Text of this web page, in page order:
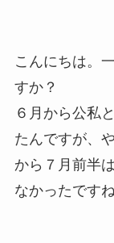
こんにちは。
すか？
６月から公私
たんですが、
から７月前半
なかったですね